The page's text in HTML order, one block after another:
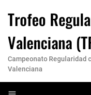
Trofeo
Valenciana
Campeonato Regularidad
Valenciana